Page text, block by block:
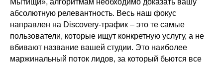
Мытищи», алгоритмам необходимо доказать вашу
абсолютную релевантность. Весь наш фокус
направлен на Discovery-трафик – это те самые
пользователи, которые ищут конкретную услугу, а не
вбивают название вашей студии. Это наиболее
маржинальный поток лидов, за который бьются все